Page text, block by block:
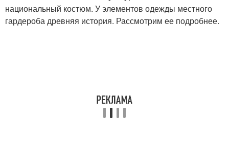
национальный костюм. У элементов одежды местного
гардероба древняя история. Рассмотрим ее подробнее.